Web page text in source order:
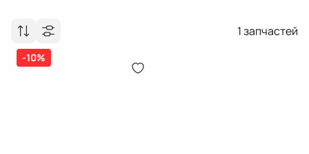
1запчастей
-10%